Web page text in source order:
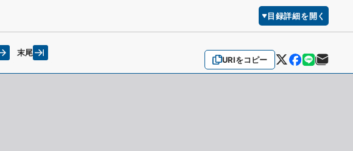
目録詳細を開く
URIをコピー
末尾